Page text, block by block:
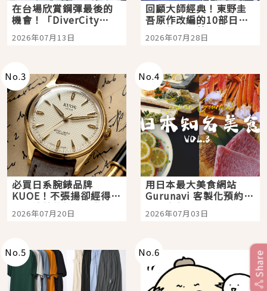
在台場欣賞鋼彈最後的
機會！「DiverCity
Tokyo Plaza」搭船、
購物、美食及夜景，一
2026年07月13日
回顧大師經典！東野圭
吾原作改編的10部日本
影視作品推薦
2026年07月28日
No.3
必買日系腕錶品牌
KUOE！不張揚卻經得起
時間洗鍊的經典之作五
選
2026年07月20日
No.4
用日本最大美食網站
Gurunavi 客製化預約九
大都市餐廳，打造專屬
美食體驗！
2026年07月03日
No.5 No.6 Share